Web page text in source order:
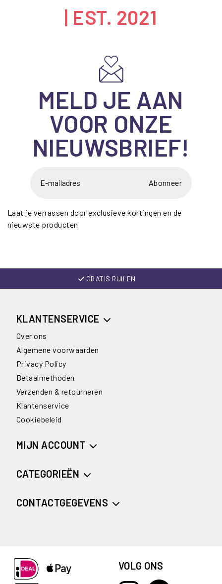
| EST. 2021
MELD JE AAN
VOOR ONZE
NIEUWSBRIEF!
Abonneer
Laat je verrassen door exclusieve kortingen en de
nieuwste producten
GRATIS RUILEN
KLANTENSERVICE
Over ons
Algemene voorwaarden
Privacy Policy
Betaalmethoden
Verzenden & retourneren
Klantenservice
Cookiebeleid
MIJN ACCOUNT
CATEGORIEËN
CONTACTGEGEVENS
VOLG ONS